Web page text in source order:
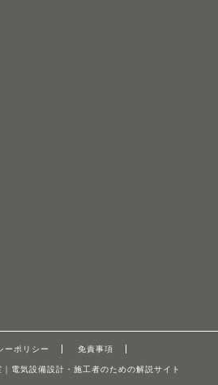
ーポリシー 免責事項
電気設備設計・施工者のための解説サイト